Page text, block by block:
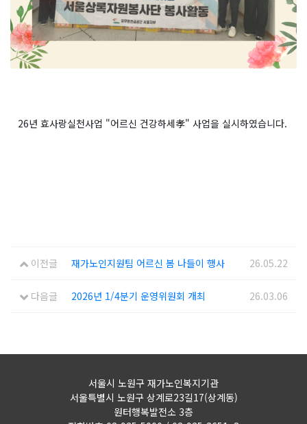
26년 효사랑실천사업 "어르신 건강하세孝" 사업을 실시하였습니다.
이전글 재가노인지원팀 어르신 봄 나들이 행사 26.05.22
다음글 2026년 1/4분기 운영위원회 개최 26.03.06
서울시 노원구 재가노인복지기관
서울특별시 노원구 상계로23길17(상계동)
원터행복발전소 3층